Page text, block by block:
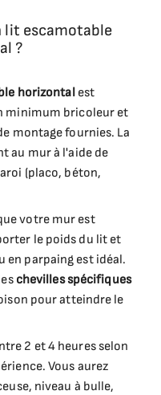
lit escamotable
?
horizontalest
minimum bricoleur et
montage fournies. La
au mur à l'aide de
(placo, béton,
votre mur est
le poids du lit et
en parpaing est idéal.
chevilles spécifiques
pour atteindre le
2 et 4 heures selon
Vous aurez
niveau à bulle,